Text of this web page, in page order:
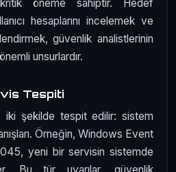
kritik öneme sahiptir. Hedef
hesaplarını incelemek ve
güvenlik analistlerinin
unsurlardır.
Tespiti
iki şekilde tespit edilir: sistem
Örneğin, Windows Event
yeni bir servisin sistemde